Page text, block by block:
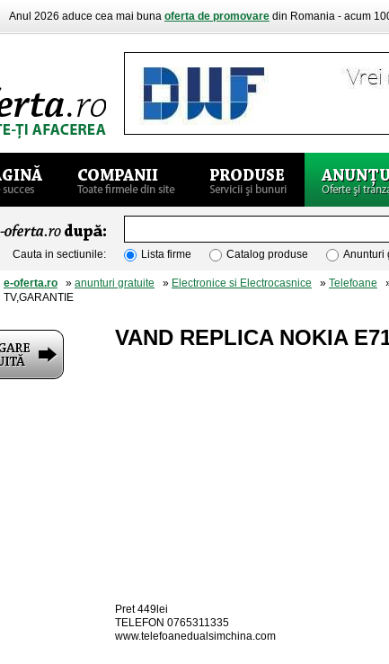
Anul 2026 aduce cea mai buna oferta de promovare din Romania - acum
Cauta in sectiunile: Lista firme Catalog produse Anunturi
e-oferta.ro » anunturi gratuite » Electronice si Electrocasnice » Telefoane
TV,GARANTIE
VAND REPLICA NOKIA
Pret 449lei
TELEFON 0765311335
www.telefoanedualsimchina.com